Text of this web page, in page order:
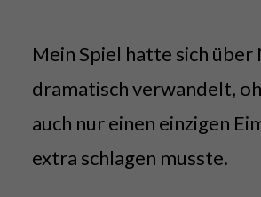
Mein Spiel hatte sich über
dramatisch verwandelt,
auch nur einen einzigen
extra schlagen musste.